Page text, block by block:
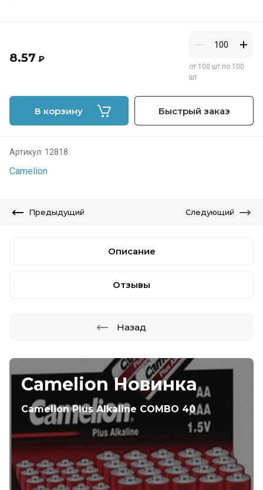
Camelion Новинка
Camelion Plus Alkaline COMBO 40
8.57 ₽
от 100 шт по 100
шт
В корзину Быстрый заказ
Артикул: 12818
Camelion
Предыдущий Следующий
Описание
Отзывы
Назад